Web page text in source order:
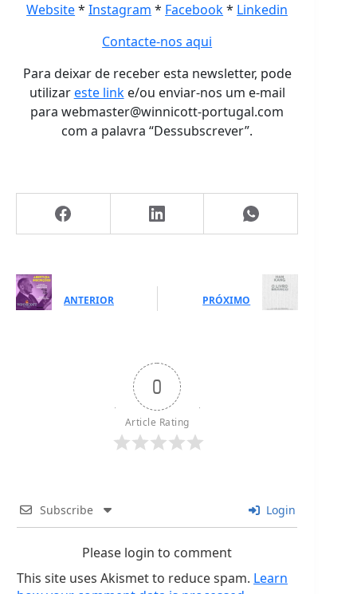
Website*Instagram * Facebook* Linkedin
Contacte-nos aqui
Para deixar de receber esta newsletter, pode
utilizareste linke/ou enviar-nos um e-mail
para webmaster@winnicott-portugal.com
com a palavra “Dessubscrever”.
ANTERIOR PRÓXIMO
0
Article Rating
Subscribe Login
Please login to comment
This site uses Akismet to reduce spam. Learn